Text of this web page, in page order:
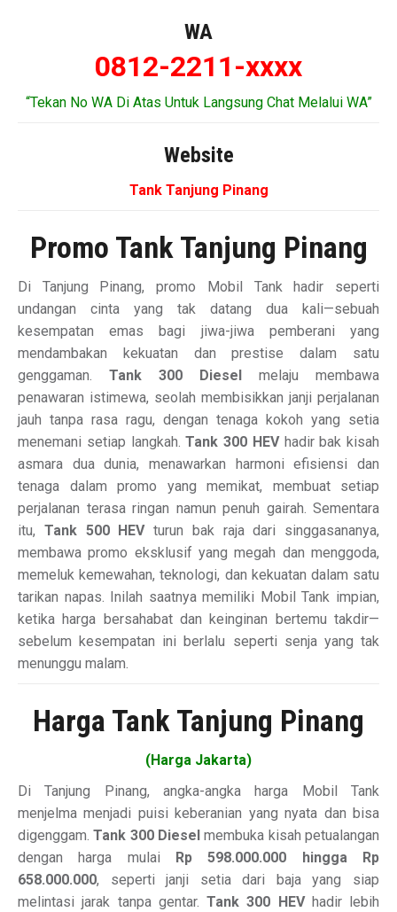
WA
0812-2211-xxxx
“Tekan No WA Di Atas Untuk Langsung Chat Melalui WA”
Website
Tank Tanjung Pinang
Promo Tank Tanjung Pinang
Di Tanjung Pinang, promo Mobil Tank hadir seperti
undangan cinta yang tak datang dua kali—sebuah
kesempatan emas bagi jiwa-jiwa pemberani yang
mendambakan kekuatan dan prestise dalam satu
genggaman. Tank 300 Diesel
melaju membawa
penawaran istimewa, seolah membisikkan janji perjalanan
jauh tanpa rasa ragu, dengan tenaga kokoh yang setia
menemani setiap langkah.Tank 300 HEVhadir bak kisah
asmara dua dunia, menawarkan harmoni efisiensi dan
tenaga dalam promo yang memikat, membuat setiap
perjalanan terasa ringan namun penuh gairah. Sementara
itu, Tank 500 HEVturun bak raja dari singgasananya,
membawa promo eksklusif yang megah dan menggoda,
memeluk kemewahan, teknologi, dan kekuatan dalam satu
tarikan napas. Inilah saatnya memiliki Mobil Tank impian,
ketika harga bersahabat dan keinginan bertemu takdir—
sebelum kesempatan ini berlalu seperti senja yang tak
menunggu malam.
Harga Tank Tanjung Pinang
(Harga Jakarta)
Di Tanjung Pinang, angka-angka harga Mobil Tank
menjelma menjadi puisi keberanian yang nyata dan bisa
digenggam.Tank 300 Diesel membuka kisah petualangan
dengan harga mulai
Rp 598.000.000 hingga Rp
658.000.000, seperti janji setia dari baja yang siap
melintasi jarak tanpa gentar. Tank 300 HEVhadir lebih